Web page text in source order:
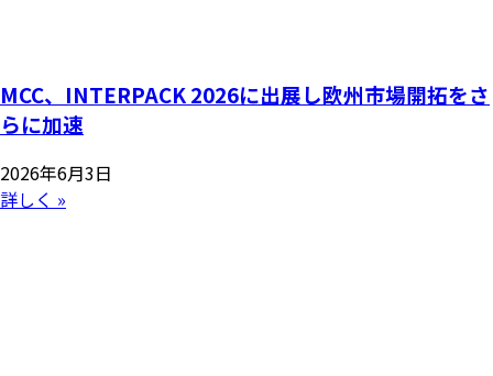
MCC、INTERPACK 2026に出展し欧州市場開拓をさ
らに加速
2026年6月3日
詳しく »